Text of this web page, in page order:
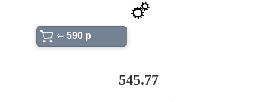
⇐ 590 p
545.77